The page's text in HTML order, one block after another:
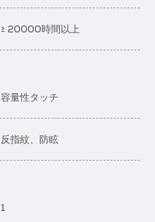
≥ 20000時間以上
容量性タッチ
反指紋、防眩
1